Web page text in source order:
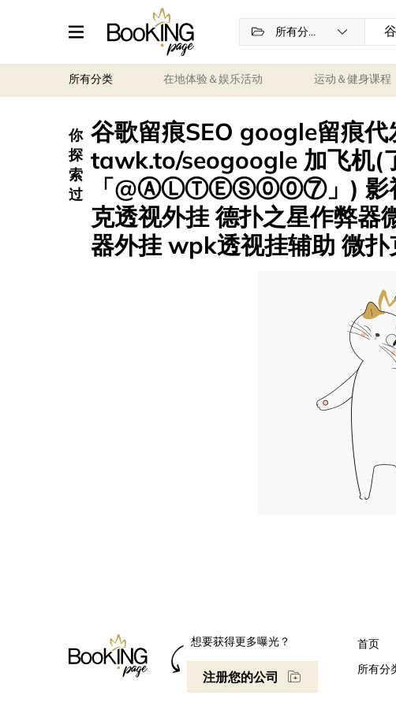
所有分类
所有分类 在地体验＆娱乐活动 运动＆健身课程
你
探
索
过
谷歌留痕SEO google留痕代
tawk.to/seogoogle 加飞机(
「@ⒶⓁⓉⒺⓈ⓪⓪⑦」) 影视
克透视外挂 德扑之星作弊器
器外挂 wpk透视挂辅助 微
想要获得更多曝光？
注册您的公司
首页
所有分